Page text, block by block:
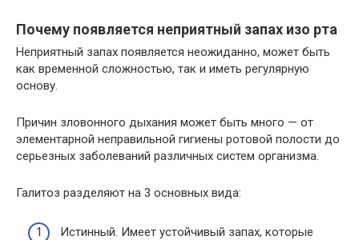
Почему появляется неприятный запах изо рта
Неприятный запах появляется неожиданно, может быть
как временной сложностью, так и иметь регулярную
основу.
Причин зловонного дыхания может быть много — от
элементарной неправильной гигиены ротовой полости до
серьезных заболеваний различных систем организма.
Галитоз разделяют на 3 основных вида:
Истинный. Имеет устойчивый запах, которые